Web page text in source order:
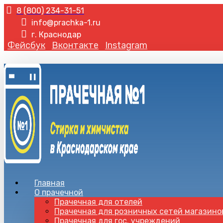
8 (800) 234-31-51
info@prachka-1.ru
г. Краснодар
Фейсбук Вконтакте Instagram
Главная
О прачечной
Прачечная для отелей
Прачечная для розничных сетей
Прачечная для гос. учреждений